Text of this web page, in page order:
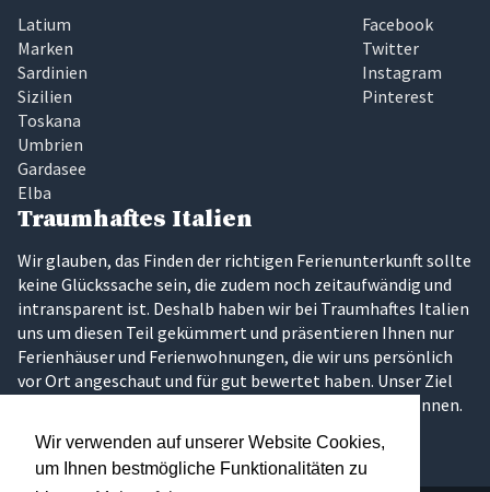
Wir verwenden auf unserer Website Cookies,
um Ihnen bestmögliche Funktionalitäten zu
Latium
Marken
Sardinien
Sizilien
Toskana
Umbrien
Gardasee
Elba
Facebook
Twitter
Instagram
Pinterest
Traumhaftes Italien
Wir glauben, das Finden der richtigen Ferienunterkunft sollte
keine Glückssache sein, die zudem noch zeitaufwändig und
intransparent ist. Deshalb haben wir bei Traumhaftes Italien
uns um diesen Teil gekümmert und präsentieren Ihnen nur
Ferienhäuser und Ferienwohnungen, die wir uns persönlich
vor Ort angeschaut und für gut bewertet haben. Unser Ziel
ist es, dass Sie Ihren Traumurlaub in Italien erleben können.